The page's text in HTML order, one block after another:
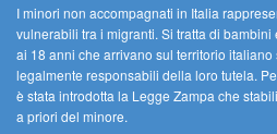
I minori non accompagnati in Italia
vulnerabili tra i migranti. Si tratta di
ai 18 anni che arrivano sul territorio
legalmente responsabili della loro tutela.
è stata introdotta la Legge Zampa che
a priori del minore.